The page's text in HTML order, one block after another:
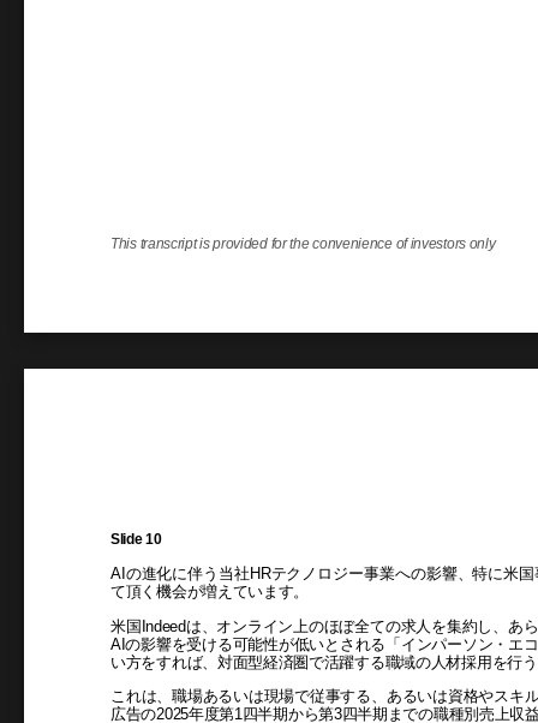
This transcript is provided for the convenience of investors only
Slide 10
AIの進化に伴う当社HRテクノロジー事業への影響、特に米
て頂く機会が増えています。
米国Indeedは、オンライン上のほぼ全ての求人を集約し、あ
AIの影響を受ける可能性が低いとされる「インパーソン・エ
い方をすれば、対面型経済圏で活躍する職域の人材採用を行
これは、職場あるいは現場で従事する、あるいは資格やスキ
広告の2025年度第1四半期から第3四半期までの職種別売上